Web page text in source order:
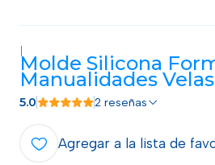
|
Molde Silicona
Manualidades
5.0 2 reseñas
Agregar a la lista de